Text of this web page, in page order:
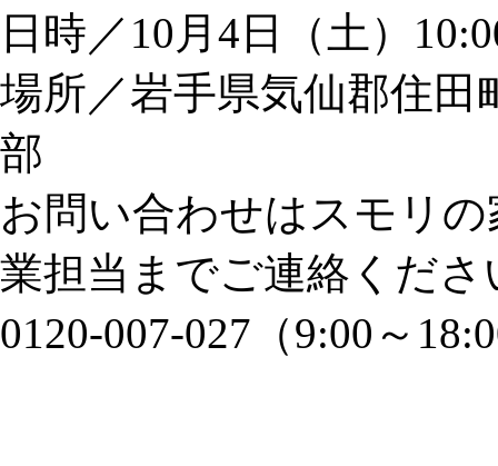
日時／10月4日（土）
場所／岩手県気仙郡住田
部
お問い合わせはスモリ
業担当までご連絡くださ
0120-007-027（9:00～